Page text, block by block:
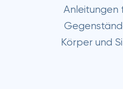
Anleitungen
Körper und